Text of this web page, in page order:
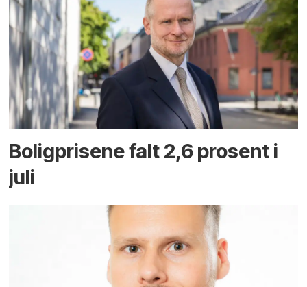
Boligprisene falt 2,6 prosent i
juli